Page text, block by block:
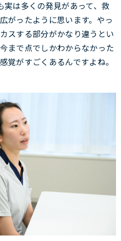
は多くの発見があって、救
がったように思います。やっ
スする部分がかなり違うとい
まで点でしかわからなかった
覚がすごくあるんですよね。